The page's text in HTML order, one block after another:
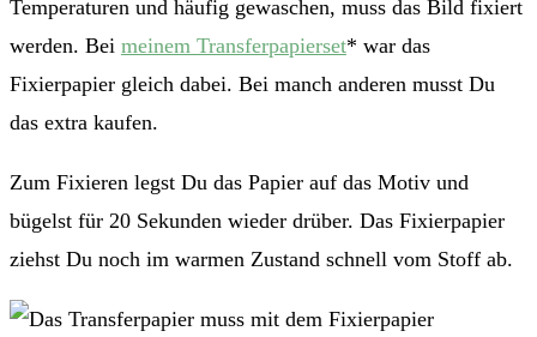
Temperaturen und häufig gewaschen, muss das Bild fixiert
werden. Bei meinem Transferpapierset* war das
Fixierpapier gleich dabei. Bei manch anderen musst Du
das extra kaufen.
Zum Fixieren legst Du das Papier auf das Motiv und
bügelst für 20 Sekunden wieder drüber. Das Fixierpapier
ziehst Du noch im warmen Zustand schnell vom Stoff ab.